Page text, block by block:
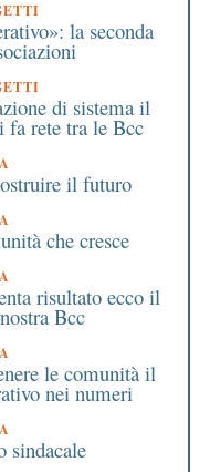
la seconda
di sistema il
rete tra le Bcc
il futuro
che cresce
risultato ecco il
Bcc
le comunità il
nei numeri
sindacale